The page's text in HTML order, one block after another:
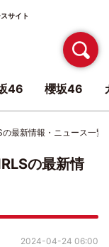
サイト
最新情報・ニュース一覧
の最新情
2024-04-24 06:00
46 櫻坂46